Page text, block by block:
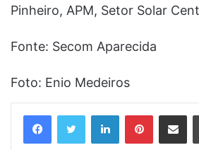
Pinheiro, APM, Setor Solar
Fonte: Secom Aparecida
Foto: Enio Medeiros
LinkedinPinterestCompartilhar